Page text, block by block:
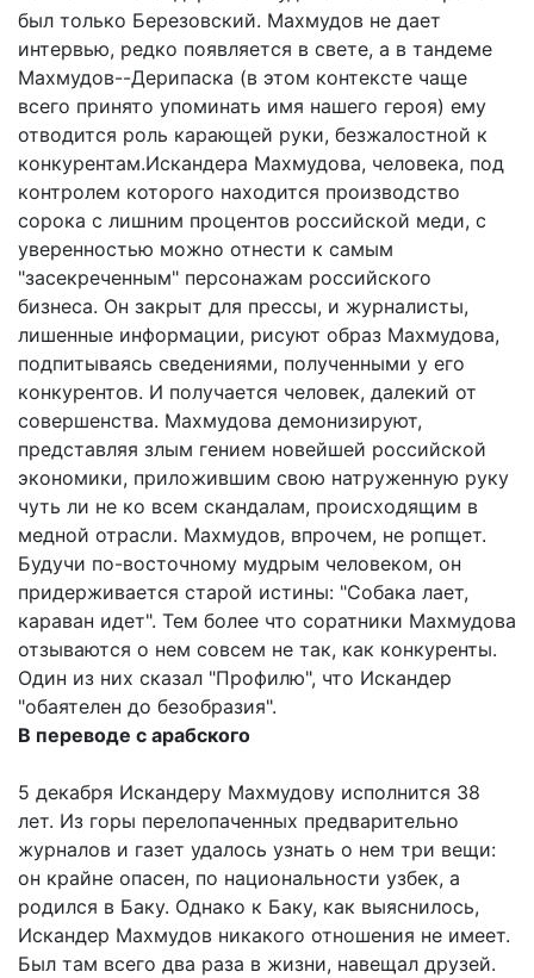
был только Березовский. Махмудов не дает
интервью, редко появляется в свете, а в тандеме
Махмудов--Дерипаска (в этом контексте чаще
всего принято упоминать имя нашего героя) ему
отводится роль карающей руки, безжалостной к
конкурентам.Искандера Махмудова, человека, под
контролем которого находится производство
сорока с лишним процентов российской меди, с
уверенностью можно отнести к самым
"засекреченным" персонажам российского
бизнеса. Он закрыт для прессы, и журналисты,
лишенные информации, рисуют образ Махмудова,
подпитываясь сведениями, полученными у его
конкурентов. И получается человек, далекий от
совершенства. Махмудова демонизируют,
представляя злым гением новейшей российской
экономики, приложившим свою натруженную руку
чуть ли не ко всем скандалам, происходящим в
медной отрасли. Махмудов, впрочем, не ропщет.
Будучи по-восточному мудрым человеком, он
придерживается старой истины: "Собака лает,
караван идет". Тем более что соратники Махмудова
отзываются о нем совсем не так, как конкуренты.
Один из них сказал "Профилю", что Искандер
"обаятелен до безобразия".
В переводе с арабского
5 декабря Искандеру Махмудову исполнится 38
лет. Из горы перелопаченных предварительно
журналов и газет удалось узнать о нем три вещи:
он крайне опасен, по национальности узбек, а
родился в Баку. Однако к Баку, как выяснилось,
Искандер Махмудов никакого отношения не имеет.
Был там всего два раза в жизни, навещал друзей.